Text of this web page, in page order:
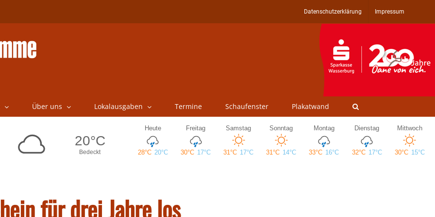
Datenschutzerklärung Impressum
Über uns Lokalausgaben Termine Schaufenster Plakatwand
für drei Jahre los